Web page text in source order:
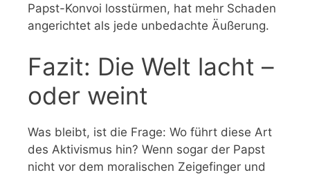
Papst-Konvoi losstürmen, hat mehr Schaden
angerichtet als jede unbedachte Äußerung.
Fazit: Die Welt lacht –
oder weint
Was bleibt, ist die Frage: Wo führt diese Art
des Aktivismus hin? Wenn sogar der Papst
nicht vor dem moralischen Zeigefinger und